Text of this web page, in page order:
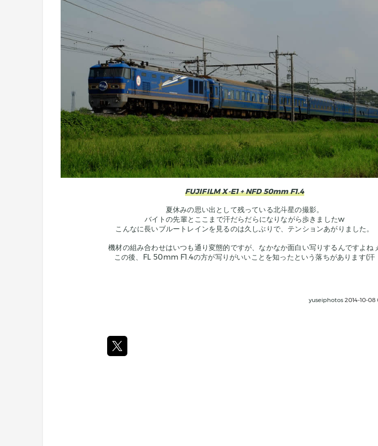
FUJIFILM X-E1 + NFD 50mm F1.4
夏休みの思い出として残っている北斗星の撮影。
バイトの先輩とここまで汗だらだらになりながら歩きましたw
こんなに長いブルートレインを見るのは久しぶりで、テンションあがりました。
機材の組み合わせはいつも通り変態的ですが、なかなか面白い写りするんですよね
この後、FL 50mm F1.4の方が写りがいいことを知ったという落ちがあります(汗
yuseiphotos 2014-10-08